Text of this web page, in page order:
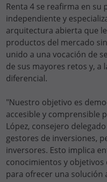
Renta 4 se reafirma en su
independiente y
arquitectura abierta que
productos del mercado
unido a una vocación de
de sus mayores retos y, a
diferencial.
"Nuestro objetivo es
accesible y comprensible
López, consejero
gestores de inversiones,
inversores. Esto implica
conocimientos y objetivos
para ofrecer una solución